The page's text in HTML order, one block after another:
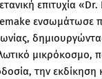
επιτυχία
ενσωμάτωσε
μικρόκοσμο,
την εκδίκηση